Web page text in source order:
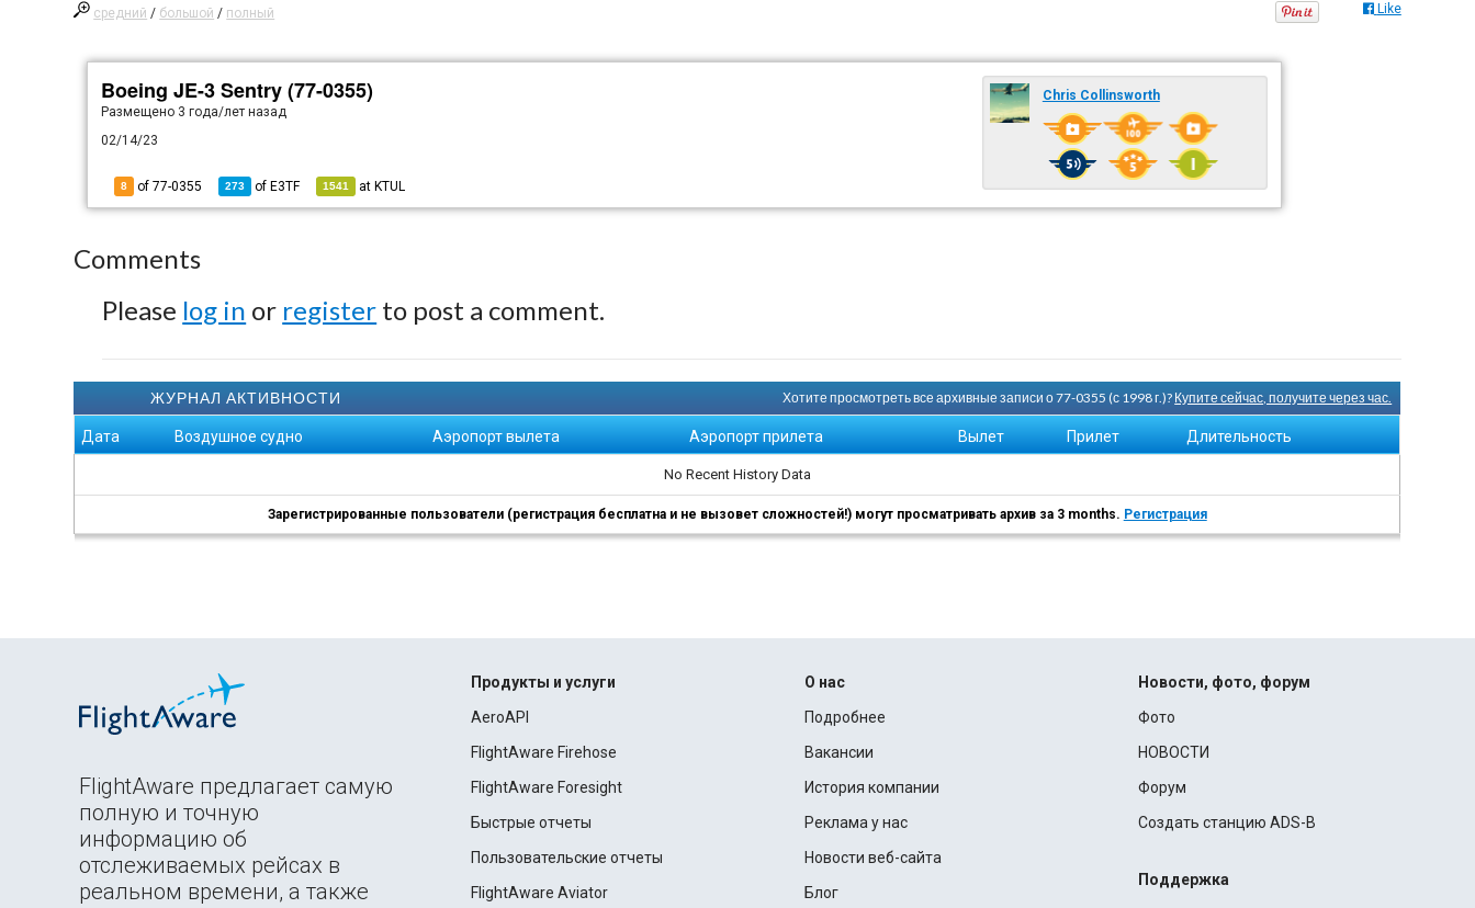
средний / большой / полный Like
Boeing JE-3 Sentry (77-0355)
Размещено 3 года/лет назад
02/14/23
8 of 77-0355 273 of E3TF 1541 at KTUL
Chris Collinsworth
Comments
Please log in or register to post a comment.
ЖУРНАЛ АКТИВНОСТИ Хотите просмотреть все архивные записи о 77-0355 (с 1998 г.)? Купите сейчас, получите через час.
Дата Воздушное судно Аэропорт вылета Аэропорт прилета Вылет Прилет Длительность
No Recent History Data
Зарегистрированные пользователи (регистрация бесплатна и не вызовет сложностей!) могут просматривать архив за 3 months. Регистрация
FlightAware предлагает самую
полную и точную
информацию об
отслеживаемых рейсах в
реальном времени, а также
Продукты и услуги
AeroAPI
FlightAware Firehose
FlightAware Foresight
Быстрые отчеты
Пользовательские отчеты
FlightAware Aviator
О нас
Подробнее
Вакансии
История компании
Реклама у нас
Новости веб-сайта
Блог
Новости, фото, форум
Фото
НОВОСТИ
Форум
Создать станцию ADS-B
Поддержка